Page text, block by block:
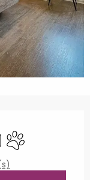
Animaux